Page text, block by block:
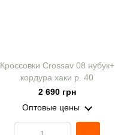
Кроссовки Crossav 08 нубук+
кордура хаки р. 40
2 690 грн
Оптовые цены